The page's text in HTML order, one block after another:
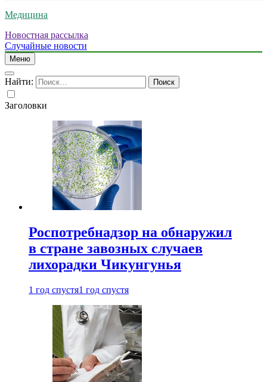
Медицина
Новостная рассылка
Случайные новости
Меню
Найти:
Заголовки
Роспотребнадзор на обнаружил
в стране завозных случаев
лихорадки Чикунгунья
1 год спустя1 год спустя